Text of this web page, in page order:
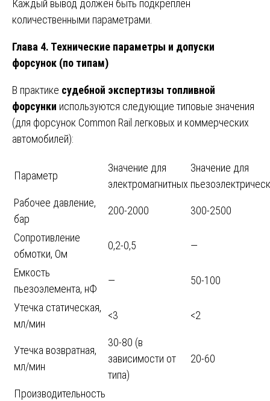
Каждый вывод должен быть подкреплен
количественными параметрами.
Глава 4. Технические параметры и допуски
форсунок (по типам)
В практике судебной экспертизы топливной
форсунки используются следующие типовые значения
(для форсунок Common Rail легковых и коммерческих
автомобилей):
Параметр
Значение для
электромагнитных
Значение для
Рабочее давление,
бар
200-2000 300-2500
Сопротивление
обмотки, Ом
0,2-0,5 —
Емкость
пьезоэлемента, нФ
— 50-100
Утечка статическая,
мл/мин
<3 <2
Утечка возвратная,
мл/мин
30-80 (в
зависимости от
типа)
20-60
Производительность